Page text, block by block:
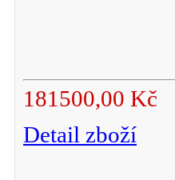
181500,00 Kč
Detail zboží